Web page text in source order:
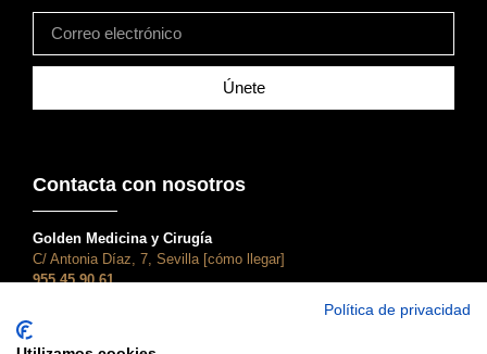
Únete
Contacta con nosotros
Golden Medicina y Cirugía
C/ Antonia Díaz, 7, Sevilla [cómo llegar]
955 45 90 61
Política de privacidad